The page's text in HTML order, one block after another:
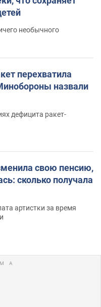
необычного
перехватила
назвали
дефицита ракет-
свою пенсию,
сколько получала
артистки за время